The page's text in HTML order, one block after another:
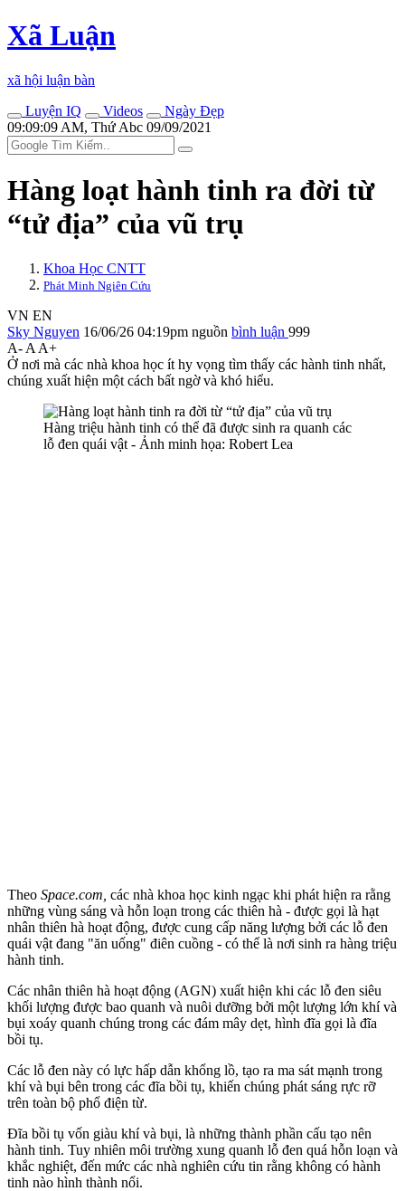
Xã Luận
xã hội luận bàn
Luyện IQ
Videos
Ngày Đẹp
09:09:09 AM, Thứ Abc 09/09/2021
Hàng loạt hành tinh ra đời từ
“tử địa” của vũ trụ
Khoa Học CNTT
Phát Minh Ngiên Cứu
VN EN
Sky Nguyen 16/06/26 04:19pm nguồn bình luận 999
A- A A+
Ở nơi mà các nhà khoa học ít hy vọng tìm thấy các hành tinh nhất,
chúng xuất hiện một cách bất ngờ và khó hiểu.
Hàng triệu hành tinh có thể đã được sinh ra quanh các
lỗ đen quái vật - Ảnh minh họa: Robert Lea
Theo Space.com, các nhà khoa học kinh ngạc khi phát hiện ra rằng
những vùng sáng và hỗn loạn trong các thiên hà - được gọi là hạt
nhân thiên hà hoạt động, được cung cấp năng lượng bởi các lỗ đen
quái vật đang "ăn uống" điên cuồng - có thể là nơi sinh ra hàng triệu
hành tinh.
Các nhân thiên hà hoạt động (AGN) xuất hiện khi các lỗ đen siêu
khối lượng được bao quanh và nuôi dưỡng bởi một lượng lớn khí và
bụi xoáy quanh chúng trong các đám mây dẹt, hình đĩa gọi là đĩa
bồi tụ.
Các lỗ đen này có lực hấp dẫn khổng lồ, tạo ra ma sát mạnh trong
khí và bụi bên trong các đĩa bồi tụ, khiến chúng phát sáng rực rỡ
trên toàn bộ phổ điện từ.
Đĩa bồi tụ vốn giàu khí và bụi, là những thành phần cấu tạo nên
hành tinh. Tuy nhiên môi trường xung quanh lỗ đen quá hỗn loạn và
khắc nghiệt, đến mức các nhà nghiên cứu tin rằng không có hành
tinh nào hình thành nổi.